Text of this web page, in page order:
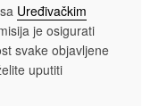
Uređivačkim
je osigurati
svake objavljene
uputiti